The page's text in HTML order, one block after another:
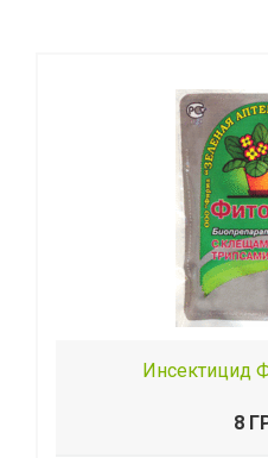
Инсектицид
8